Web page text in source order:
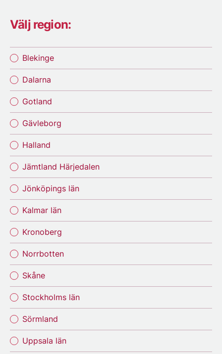
Välj region:
Blekinge
Dalarna
Gotland
Gävleborg
Halland
Jämtland Härjedalen
Jönköpings län
Kalmar län
Kronoberg
Norrbotten
Skåne
Stockholms län
Sörmland
Uppsala län